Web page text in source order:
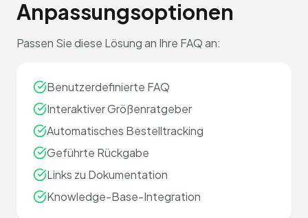
Anpassungsoptionen
Passen Sie diese Lösung an Ihre FAQ an:
Benutzerdefinierte FAQ
Interaktiver Größenratgeber
Automatisches Bestelltracking
Geführte Rückgabe
Links zu Dokumentation
Knowledge-Base-Integration